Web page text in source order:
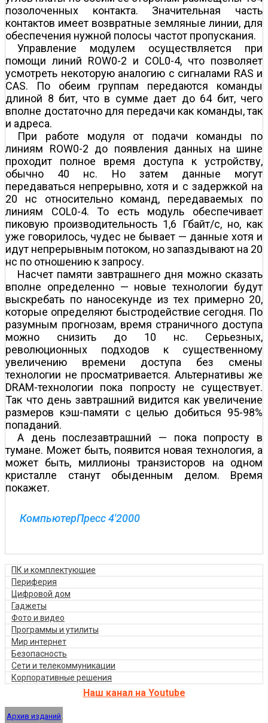
позолоченных контакта. Значительная часть
контактов имеет возвратные земляные линии, для
обеспечения нужной полосы частот пропускания.
Управление модулем осуществляется при
помощи линий ROW0-2 и COL0-4, что позволяет
усмотреть некоторую аналогию с сигналами RAS и
CAS. По обеим группам передаются команды
длиной 8 бит, что в сумме дает до 64 бит, чего
вполне достаточно для передачи как команды, так
и адреса.
При работе модуля от подачи команды по
линиям ROW0-2 до появления данных на шине
проходит полное время доступа к устройству,
обычно 40 нс. Но затем данные могут
передаваться непрерывно, хотя и с задержкой на
20 нс относительно команд, передаваемых по
линиям COL0-4. То есть модуль обеспечивает
пиковую производительность 1,6 Гбайт/с, но, как
уже говорилось, чудес не бывает — данные хотя и
идут непрерывным потоком, но запаздывают на 20
нс по отношению к запросу.
Насчет памяти завтрашнего дня можно сказать
вполне определенно — новые технологии будут
выскребать по наносекунде из тех примерно 20,
которые определяют быстродействие сегодня. По
разумным прогнозам, время страничного доступа
можно снизить до 10 нс. Серьезных,
революционных подходов к существенному
увеличению времени доступа без смены
технологии не просматривается. Альтернативы же
DRAM-технологии пока попросту не существует.
Так что день завтрашний видится как увеличение
размеров кэш-памяти с целью добиться 95-98%
попаданий.
А день послезавтрашний — пока попросту в
тумане. Может быть, появится новая технология, а
может быть, миллионы транзисторов на одном
кристалле станут обыденным делом. Время
покажет.
КомпьютерПресс 4'2000
ПК и комплектующие
Периферия
Цифровой дом
Гаджеты
Фото и видео
Программы и утилиты
Мир интернет
Безопасность
Сети и телекоммуникации
Корпоративные решения
Наш канал на Youtube
Архив изданий